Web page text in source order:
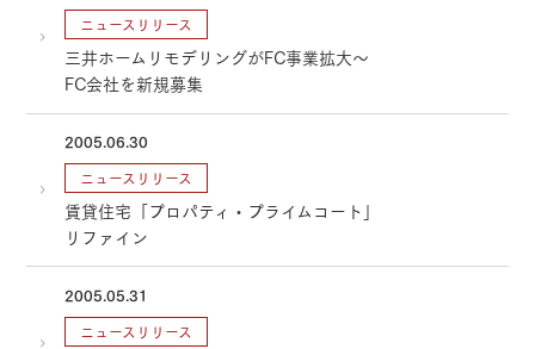
ニュースリリース
三井ホームリモデリングがFC事業拡大～
FC会社を新規募集
2005.06.30
ニュースリリース
賃貸住宅「プロパティ・プライムコート」
リファイン
2005.05.31
ニュースリリース